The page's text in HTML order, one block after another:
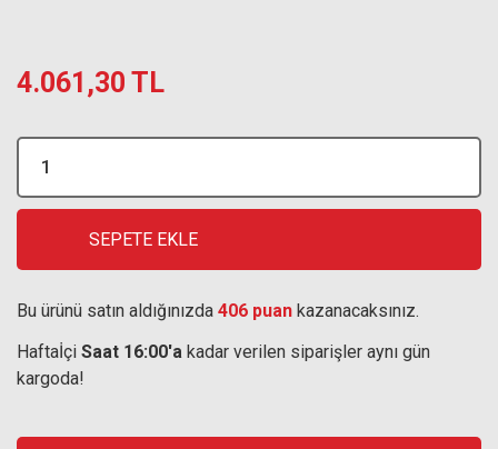
4.061,30 TL
SEPETE EKLE
Bu ürünü satın aldığınızda 406 puan kazanacaksınız.
Haftaİçi Saat 16:00'a kadar verilen siparişler aynı gün
kargoda!